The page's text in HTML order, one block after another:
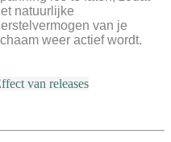
natuurlijke
van je
weer actief wordt.
van releases